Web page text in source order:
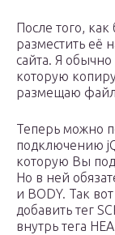
После того,
разместить её
сайта. Я обычно
которую
размещаю
Теперь можно
подключению
которую Вы
Но в ней
и BODY. Так
добавить тег
внутрь тега